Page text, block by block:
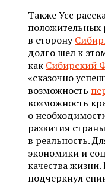
Также Усс
положительных
в сторону
долго шел к
как Сибирский
«сказочно
возможность
возможность
о
развития
в реальность.
экономики и
качества
подчеркнул